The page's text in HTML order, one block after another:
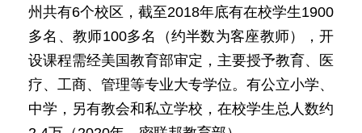
州共有6个校区，截至2018年底有在校学生1900
多名、教师100多名（约半数为客座教师），开
设课程需经美国教育部审定，主要授予教育、医
疗、工商、管理等专业大专学位。有公立小学、
中学，另有教会和私立学校，在校学生总人数约